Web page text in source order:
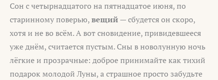
Сон с четырнадцатого на пятнадцатое июня, по
старинному поверью,вещий— сбудется он скоро,
хотя и не во всём. А вот сновидение, привидевшееся
уже днём, считается пустым. Сны в новолунную ночь
лёгкие и прозрачные: доброе принимайте как тихий
подарок молодой Луны, а страшное просто забудьте